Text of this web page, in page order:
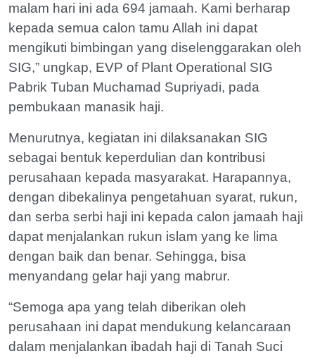
malam hari ini ada 694 jamaah. Kami berharap
kepada semua calon tamu Allah ini dapat
mengikuti bimbingan yang diselenggarakan oleh
SIG,” ungkap, EVP of Plant Operational SIG
Pabrik Tuban Muchamad Supriyadi, pada
pembukaan manasik haji.
Menurutnya, kegiatan ini dilaksanakan SIG
sebagai bentuk keperdulian dan kontribusi
perusahaan kepada masyarakat. Harapannya,
dengan dibekalinya pengetahuan syarat, rukun,
dan serba serbi haji ini kepada calon jamaah haji
dapat menjalankan rukun islam yang ke lima
dengan baik dan benar. Sehingga, bisa
menyandang gelar haji yang mabrur.
“Semoga apa yang telah diberikan oleh
perusahaan ini dapat mendukung kelancaraan
dalam menjalankan ibadah haji di Tanah Suci